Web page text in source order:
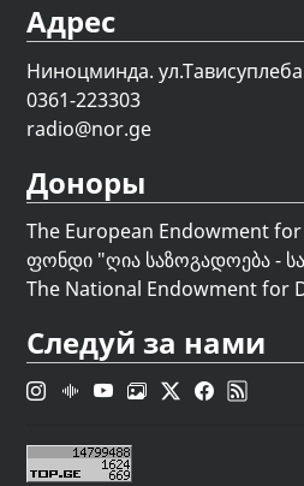
Адрес
Ниноцминда.
0361-223303
radio@nor.ge
Доноры
The European Endowment for
ფონდი "ღია საზოგადოება -
The National Endowment for
Следуй за нами